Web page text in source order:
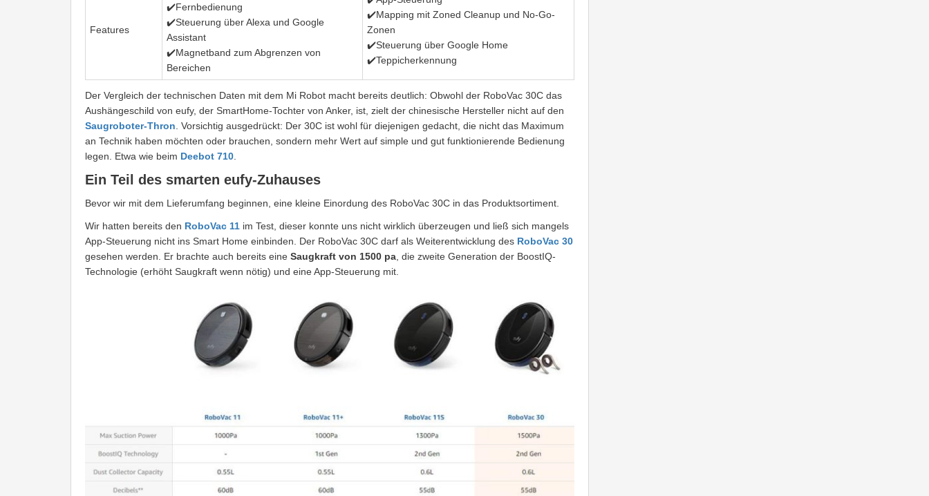
Features
✔️Fernbedienung
✔️Steuerung über Alexa und Google
Assistant
✔️Magnetband zum Abgrenzen von
Bereichen
✔️Mapping mit Zoned Cleanup und No-Go-
Zonen
✔️Steuerung über Google Home
✔️Teppicherkennung
Der Vergleich der technischen Daten mit dem Mi Robot macht bereits deutlich: Obwohl der RoboVac 30C das
Aushängeschild von eufy, der SmartHome-Tochter von Anker, ist, zielt der chinesische Hersteller nicht auf den
Saugroboter-Thron . Vorsichtig ausgedrückt: Der 30C ist wohl für diejenigen gedacht, die nicht das Maximum
an Technik haben möchten oder brauchen, sondern mehr Wert auf simple und gut funktionierende Bedienung
legen. Etwa wie beim Deebot 710
Ein Teil des smarten eufy-Zuhauses
Bevor wir mit dem Lieferumfang beginnen, eine kleine Einordung des RoboVac 30C in das Produktsortiment.
Wir hatten bereits den RoboVac 11 im Test, dieser konnte uns nicht wirklich überzeugen und ließ sich mangels
App-Steuerung nicht ins Smart Home einbinden. Der RoboVac 30C darf als Weiterentwicklung des RoboVac 30
gesehen werden. Er brachte auch bereits eine Saugkraft von 1500 pa , die zweite Generation der BoostIQ-
Technologie (erhöht Saugkraft wenn nötig) und eine App-Steuerung mit.